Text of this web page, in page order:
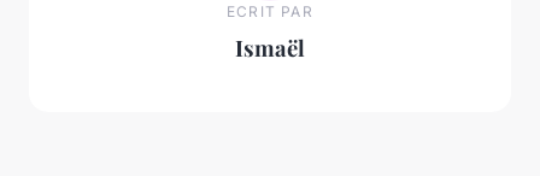
ECRIT PAR
Ismaël